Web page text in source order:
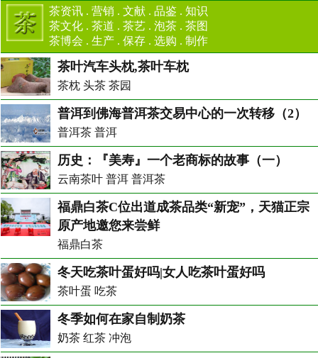
茶资讯 . 营销 . 文献 . 品鉴 . 知识
茶文化 . 茶道 . 茶艺 . 泡茶 . 茶图
茶博会 . 生产 . 保存 . 选购 . 制作
茶叶汽车头枕,茶叶车枕
茶枕 头茶 茶园
普洱到佛海普洱茶交易中心的一次转移（2）
普洱茶 普洱
历史：『美寿』一个老商标的故事（一）
云南茶叶 普洱 普洱茶
福鼎白茶C位出道成茶品类“新宠”，天猫正宗
原产地邀您来尝鲜
福鼎白茶
冬天吃茶叶蛋好吗|女人吃茶叶蛋好吗
茶叶蛋 吃茶
冬季如何在家自制奶茶
奶茶 红茶 冲泡